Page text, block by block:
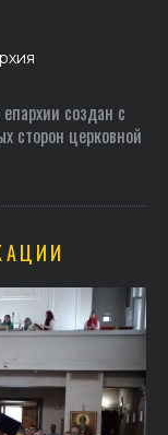
создан c
сторон церковной